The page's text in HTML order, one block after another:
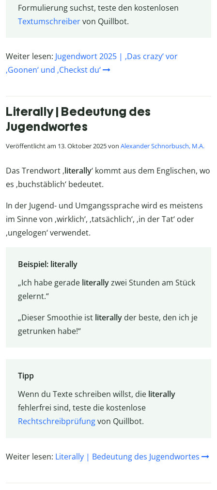
Formulierung suchst, teste den kostenlosen
Textumschreibervon Quillbot.
Weiter lesen: Jugendwort 2025 | ‚Das crazy‘ vor
‚Goonen‘ und ‚Checkst du‘
Literally | Bedeutung des
Jugendwortes
Veröffentlicht am 13. Oktober 2025 von Alexander Schnorbusch, M.A.
Das Trendwort ‚literally‘ kommt aus dem Englischen, wo
es ‚buchstäblich‘ bedeutet.
In der Jugend- und Umgangssprache wird es meistens
im Sinne von ‚wirklich‘, ‚tatsächlich‘, ‚in der Tat‘ oder
‚ungelogen‘ verwendet.
Beispiel: literally
„Ich habe gerade literallyzwei Stunden am Stück
gelernt.“
„Dieser Smoothie ist literallyder beste, den ich je
getrunken habe!“
Tipp
Wenn du Texte schreiben willst, die literally
fehlerfrei sind, teste die kostenlose
Rechtschreibprüfungvon Quillbot.
Weiter lesen: Literally | Bedeutung des Jugendwortes